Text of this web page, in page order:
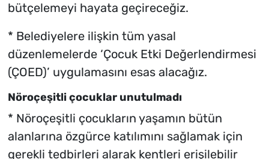
bütçelemeyi hayata geçireceğiz.
* Belediyelere ilişkin tüm yasal
düzenlemelerde ‘Çocuk Etki Değerlendirmesi
(ÇOED)’ uygulamasını esas alacağız.
Nöroçeşitli çocuklar unutulmadı
* Nöroçeşitli çocukların yaşamın bütün
alanlarına özgürce katılımını sağlamak için
gerekli tedbirleri alarak kentleri erişilebilir